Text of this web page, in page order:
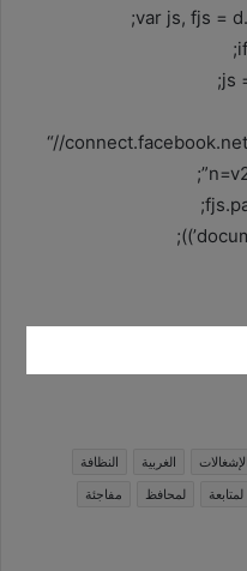
var js, fjs =
js
“//
الإشغالات الغربية
النظافة
لمتابعة لمحافظ
مفاجئة